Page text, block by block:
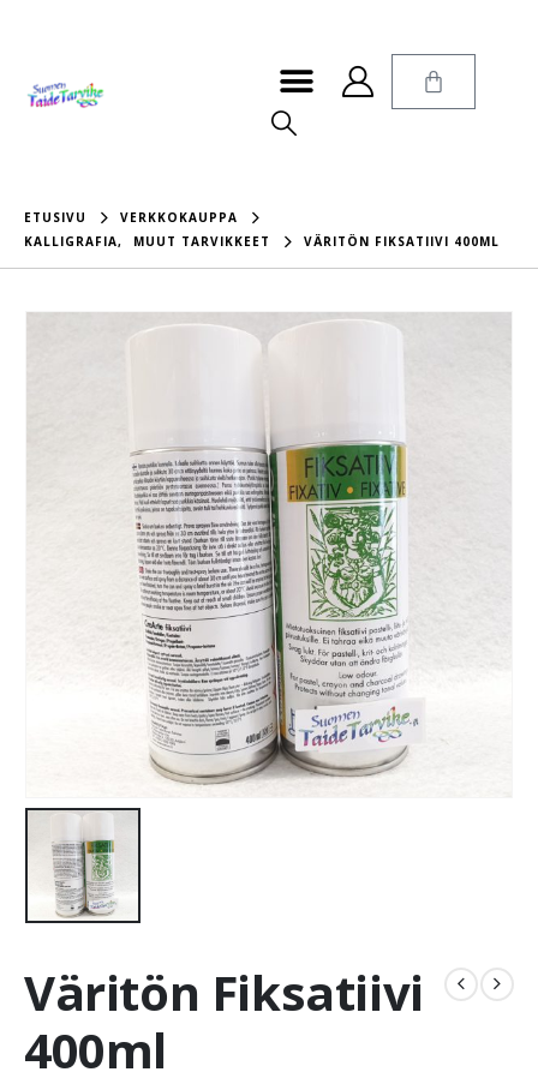
ETUSIVU
VERKKOKAUPPA
KALLIGRAFIA, MUUT TARVIKKEET VÄRITÖN FIKSATIIVI 400ML
Väritön Fiksatiivi
400ml